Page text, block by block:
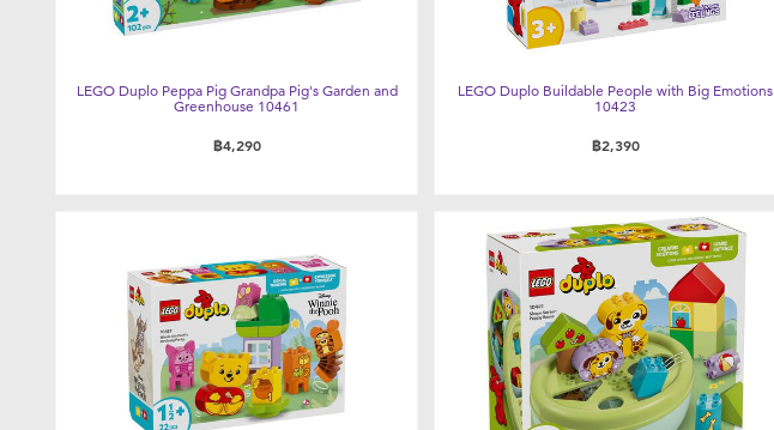
LEGO Duplo Peppa Pig Grandpa Pig's Garden and
Greenhouse 10461
฿4,290
LEGO Duplo Buildable People with Big Emotions
10423
฿2,390